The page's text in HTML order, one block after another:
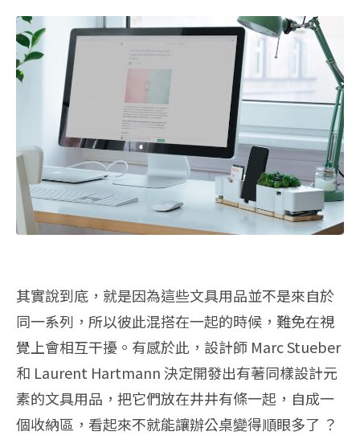
其實說到底，就是因為這些文具用品並不是來自於
同一系列，所以彼此混搭在一起的時候，難免在視
覺上會相互干擾。有感於此，設計師 Marc Stueber
和 Laurent Hartmann 決定開發出有著同樣設計元
素的文具用品，把它們放在井井有條一起，自成一
個收納區，看起來不就能讓辦公桌變得順眼多了 ？